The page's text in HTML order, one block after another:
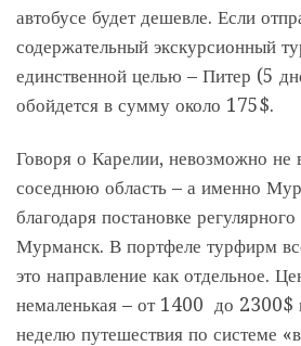
автобусе будет дешевле. Если
содержательный экскурсионный
единственной целью – Питер (5
обойдется в сумму около 175$.
Говоря о Карелии, невозможно не
соседнюю область – а именно
благодаря постановке
Мурманск. В портфеле турфирм
это направление как отдельное.
немаленькая – от 1400 до 2300$
неделю путешествия по системе